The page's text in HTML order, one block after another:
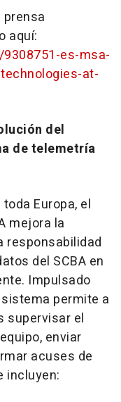
aquí:
es-msa-
at-
del
de telemetría
Europa, el
mejora la
responsabilidad
del SCBA en
Impulsado
permite a
supervisar el
enviar
acuses de
incluyen: